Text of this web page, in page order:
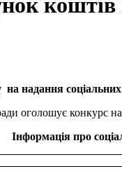
коштів
на надання
оголошує
Інформація про